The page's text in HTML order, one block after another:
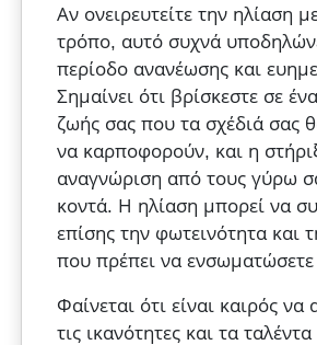
Αν ονειρευτείτε την ηλίαση
τρόπο, αυτό συχνά
περίοδο ανανέωσης και
Σημαίνει ότι βρίσκεστε σε
ζωής σας που τα σχέδιά σας
να καρποφορούν, και η
αναγνώριση από τους γύρω
κοντά. Η ηλίαση μπορεί να
επίσης την φωτεινότητα και
που πρέπει να
Φαίνεται ότι είναι καιρός να
τις ικανότητες και τα